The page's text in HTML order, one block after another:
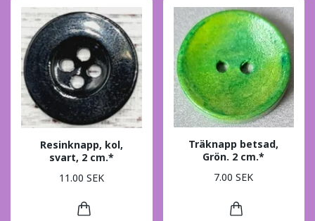
Resinknapp, kol,
svart, 2 cm.*
11.00 SEK
Träknapp betsad,
Grön. 2 cm.*
7.00 SEK